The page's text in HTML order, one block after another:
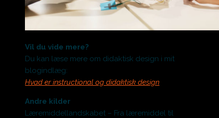
Vil du vide mere?
Du kan læse mere om didaktisk design i mit
blogindlæg:
Hvad er instructional og didaktisk design.
Andre kilder
Læremiddellandskabet – Fra læremiddel til